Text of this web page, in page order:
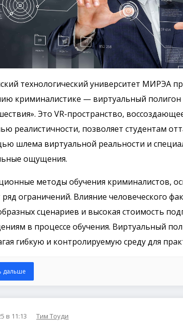
технологический университет МИРЭА
криминалистике — виртуальный полигон
Это VR-пространство,
реалистичности, позволяет студентам
шлема виртуальной реальности и
ощущения.
методы обучения криминалистов,
ограничений. Влияние человеческого
сценариев и высокая стоимость
в процессе обучения. Виртуальный
гибкую и контролируемую среду для
дальше
в 11:13 Тим Тоуди